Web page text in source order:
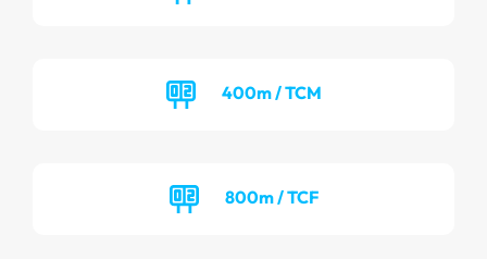
400m / TCM
800m / TCF